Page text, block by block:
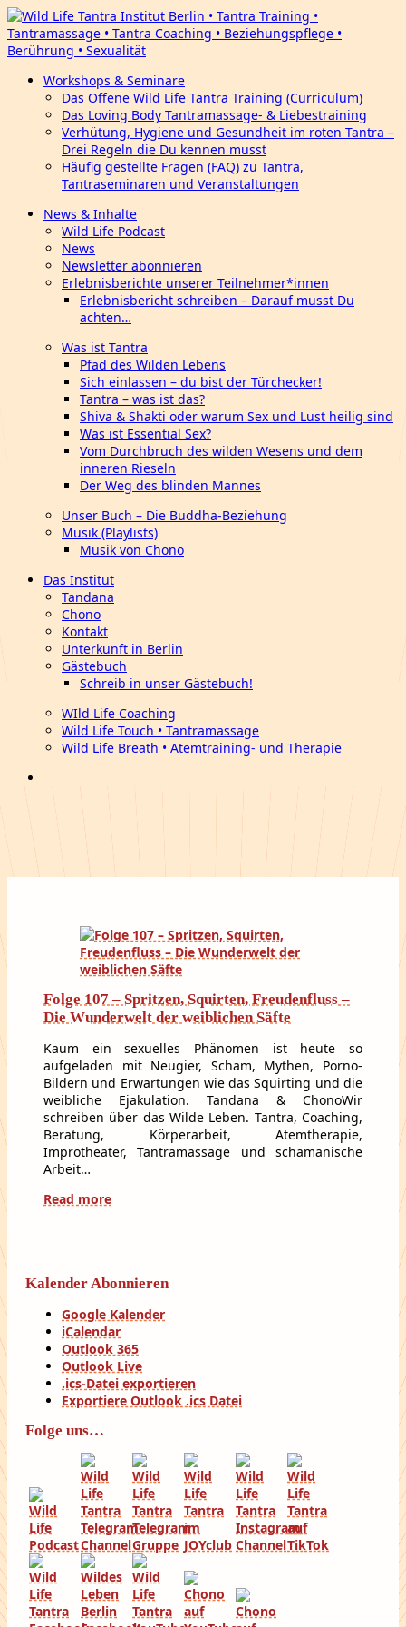
Workshops & Seminare
Das Offene Wild Life Tantra Training (Curriculum)
Das Loving Body Tantramassage- & Liebestraining
Verhütung, Hygiene und Gesundheit im roten Tantra –
Drei Regeln die Du kennen musst
Häufig gestellte Fragen (FAQ) zu Tantra,
Tantraseminaren und Veranstaltungen
News & Inhalte
Wild Life Podcast
News
Newsletter abonnieren
Erlebnisberichte unserer Teilnehmer*innen
Erlebnisbericht schreiben – Darauf musst Du
achten…
Was ist Tantra
Pfad des Wilden Lebens
Sich einlassen – du bist der Türchecker!
Tantra – was ist das?
Shiva & Shakti oder warum Sex und Lust heilig sind
Was ist Essential Sex?
Vom Durchbruch des wilden Wesens und dem
inneren Rieseln
Der Weg des blinden Mannes
Unser Buch – Die Buddha-Beziehung
Musik (Playlists)
Musik von Chono
Das Institut
Tandana
Chono
Kontakt
Unterkunft in Berlin
Gästebuch
Schreib in unser Gästebuch!
WIld Life Coaching
Wild Life Touch • Tantramassage
Wild Life Breath • Atemtraining- und Therapie
Folge 107 – Spritzen, Squirten, Freudenfluss –
Die Wunderwelt der weiblichen Säfte
Kaum ein sexuelles Phänomen ist heute so
aufgeladen mit Neugier, Scham, Mythen, Porno-
Bildern und Erwartungen wie das Squirting und die
weibliche Ejakulation. Tandana & ChonoWir
schreiben über das Wilde Leben. Tantra, Coaching,
Beratung, Körperarbeit, Atemtherapie,
Improtheater, Tantramassage und schamanische
Arbeit…
Read more
Kalender Abonnieren
Google Kalender
iCalendar
Outlook 365
Outlook Live
.ics-Datei exportieren
Exportiere Outlook .ics Datei
Folge uns…